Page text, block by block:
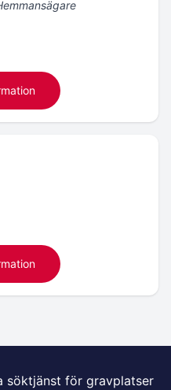
söktjänst för gravplatser